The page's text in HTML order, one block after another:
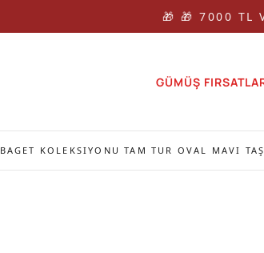
🎁 🎁 7000 TL
GÜMÜŞ
BAGET KOLEKSIYONU TAM TUR OVAL MAVI